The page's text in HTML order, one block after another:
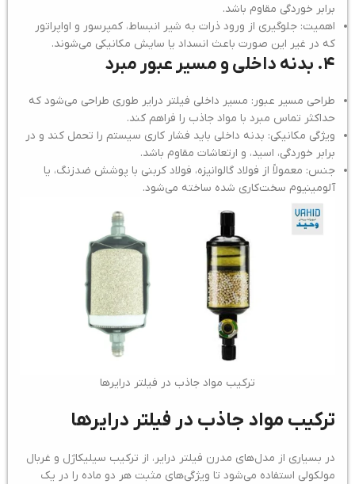
برابر خوردگی مقاوم باشد.
اهمیت: جلوگیری از ورود ذرات به شیر انبساط، کمپرسور و اواپراتور
که در غیر این صورت باعث انسداد یا سایش مکانیکی می‌شوند.
۴. بدنه داخلی و مسیر عبور مبرد
طراحی مسیر عبور: مسیر داخلی فیلتر درایر طوری طراحی می‌شود که
حداکثر تماس مبرد با مواد جاذب را فراهم کند.
ویژگی مکانیکی: بدنه داخلی باید فشار کاری سیستم را تحمل کند و در
برابر خوردگی، اسید، و ارتعاشات مقاوم باشد.
جنس: معمولاً از فولاد گالوانیزه، فولاد کربنی با پوشش ضدزنگ، یا
آلومینیوم سخت‌کاری شده ساخته می‌شود.
ترکیب مواد جاذب در فیلتر درایرها
ترکیب مواد جاذب در فیلتر درایرها
در بسیاری از مدل‌های مدرن فیلتر درایر، از ترکیب سیلیکاژل و غربال
مولکولی استفاده می‌شود تا ویژگی‌های مثبت هر دو ماده را در یک